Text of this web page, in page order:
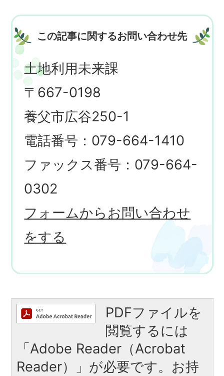
この記事に関するお問い合わせ先
土地利用未来課
〒667-0198
養父市広谷250-1
電話番号：079-664-1410
ファックス番号：079-664-
0302
フォームからお問い合わせ
をする
PDFファイルを
閲覧するには
「Adobe Reader（Acrobat
Reader）」が必要です。お持